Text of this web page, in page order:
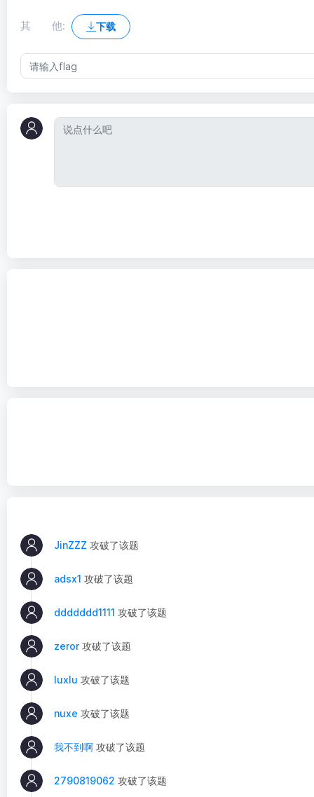
其 他: 下载
JinZZZ 攻破了该题
adsx1 攻破了该题
ddddddd1111 攻破了该题
zeror 攻破了该题
luxlu 攻破了该题
nuxe 攻破了该题
我不到啊 攻破了该题
2790819062 攻破了该题